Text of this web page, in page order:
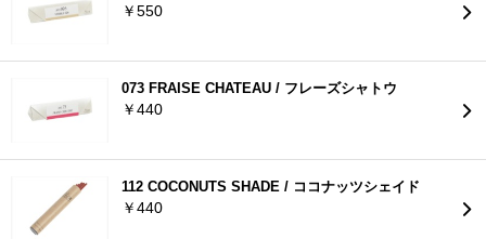
￥550
073 FRAISE CHATEAU / フレーズシャトウ
￥440
112 COCONUTS SHADE / ココナッツシェイド
￥440